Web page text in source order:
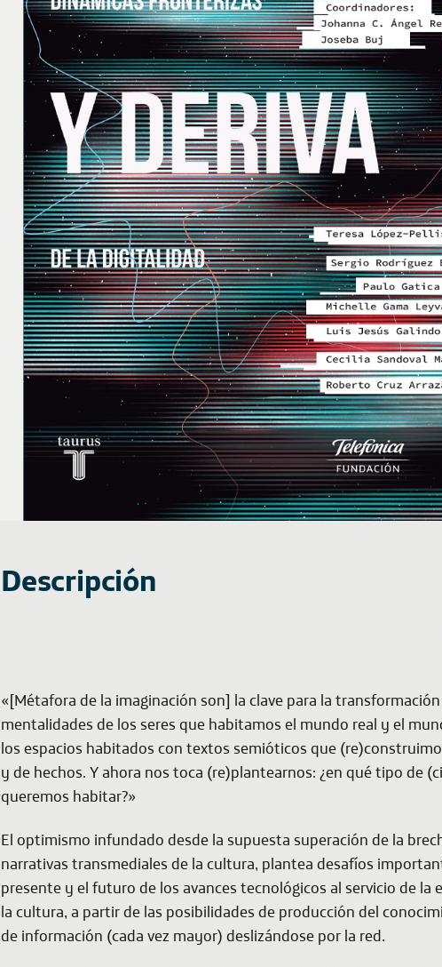
Descripción
«[Métafora de la imaginación son] la clave para la transformación
mentalidades de los seres que habitamos el mundo real y el
los espacios habitados con textos semióticos que
y de hechos. Y ahora nos toca (re)plantearnos: ¿en qué tipo de
queremos habitar?»
El optimismo infundado desde la supuesta superación de la
narrativas transmediales de la cultura, plantea desafíos
presente y el futuro de los avances tecnológicos al servicio de la
la cultura, a partir de las posibilidades de producción del
de información (cada vez mayor) deslizándose por la red.